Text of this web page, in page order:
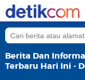
Berita Dan
Terbaru Hari Ini -